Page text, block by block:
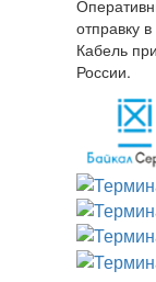
отправку
Кабель
России.